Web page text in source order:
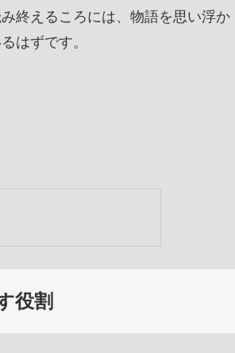
終えるころには、物語を思い浮か
はずです。
役割